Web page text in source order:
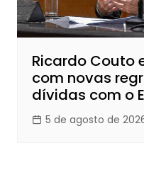
Ricardo Couto
com novas
dívidas com o
5 de agosto de